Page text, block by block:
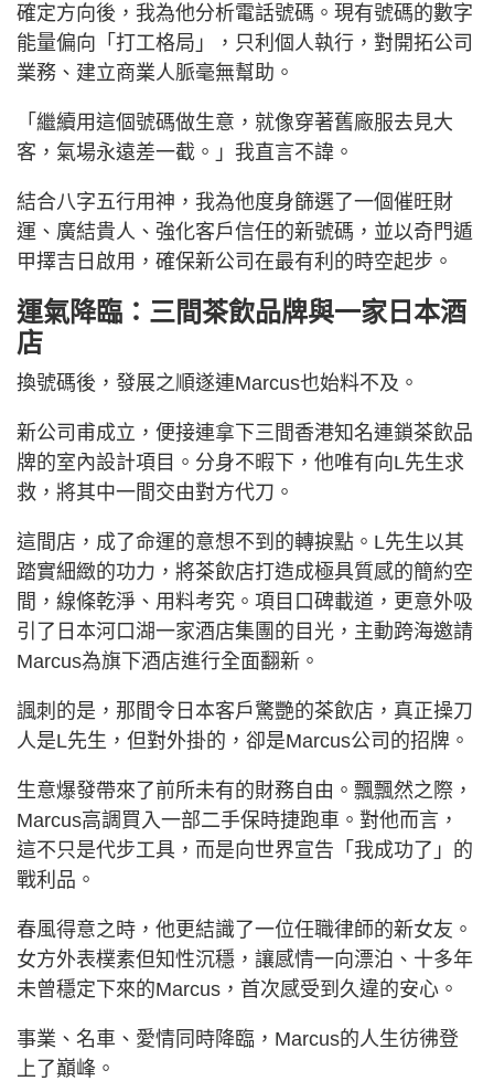
確定方向後，我為他分析電話號碼。現有號碼的數字
能量偏向「打工格局」，只利個人執行，對開拓公司
業務、建立商業人脈毫無幫助。
「繼續用這個號碼做生意，就像穿著舊廠服去見大
客，氣場永遠差一截。」我直言不諱。
結合八字五行用神，我為他度身篩選了一個催旺財
運、廣結貴人、強化客戶信任的新號碼，並以奇門遁
甲擇吉日啟用，確保新公司在最有利的時空起步。
運氣降臨：三間茶飲品牌與一家日本酒
店
換號碼後，發展之順遂連Marcus也始料不及。
新公司甫成立，便接連拿下三間香港知名連鎖茶飲品
牌的室內設計項目。分身不暇下，他唯有向L先生求
救，將其中一間交由對方代刀。
這間店，成了命運的意想不到的轉捩點。L先生以其
踏實細緻的功力，將茶飲店打造成極具質感的簡約空
間，線條乾淨、用料考究。項目口碑載道，更意外吸
引了日本河口湖一家酒店集團的目光，主動跨海邀請
Marcus為旗下酒店進行全面翻新。
諷刺的是，那間令日本客戶驚艷的茶飲店，真正操刀
人是L先生，但對外掛的，卻是Marcus公司的招牌。
生意爆發帶來了前所未有的財務自由。飄飄然之際，
Marcus高調買入一部二手保時捷跑車。對他而言，
這不只是代步工具，而是向世界宣告「我成功了」的
戰利品。
春風得意之時，他更結識了一位任職律師的新女友。
女方外表樸素但知性沉穩，讓感情一向漂泊、十多年
未曾穩定下來的Marcus，首次感受到久違的安心。
事業、名車、愛情同時降臨，Marcus的人生彷彿登
上了巔峰。